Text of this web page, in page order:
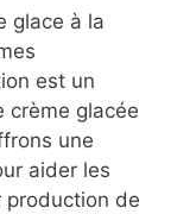
glace à la
est un
crème glacée
une
aider les
production de